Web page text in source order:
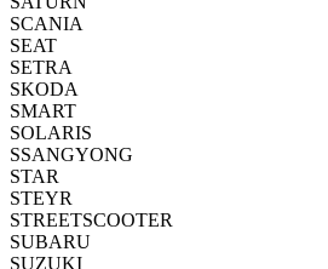
SCANIA
SEAT
SETRA
SKODA
SMART
SOLARIS
SSANGYONG
STAR
STEYR
STREETSCOOTER
SUBARU
SUZUKI